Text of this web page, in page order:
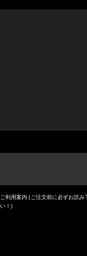
ご利用案内 (ご注文前に必ずお読み
い！)